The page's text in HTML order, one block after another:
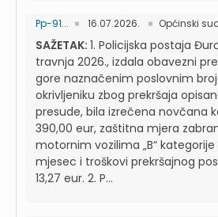
Pp-91... 16.07.2026. Općinski
SAŽETAK: 1. Policijska postaja
travnja 2026., izdala obavezni
gore naznačenim poslovnim
okrivljeniku zbog prekršaja
presude, bila izrečena novčana
390,00 eur, zaštitna mjera
motornim vozilima „B“ kategorije
mjesec i troškovi prekršajnog
13,27 eur. 2. P...